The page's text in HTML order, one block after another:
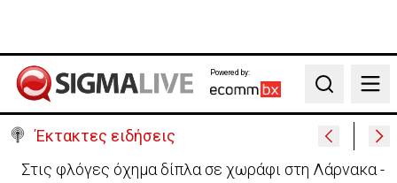
Powered by:
Search
Έκτακτες ειδήσεις
Στις φλόγες όχημα δίπλα σε χωράφι στη Λάρνακα -